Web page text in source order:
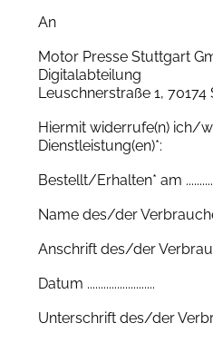
An
Motor Presse Stuttgart
Digitalabteilung
Leuschnerstraße 1,
Hiermit widerrufe(n) ich/
Dienstleistung(en)*:
Bestellt/Erhalten* am
Name des/der
Anschrift des/der
Datum .........................
Unterschrift des/der